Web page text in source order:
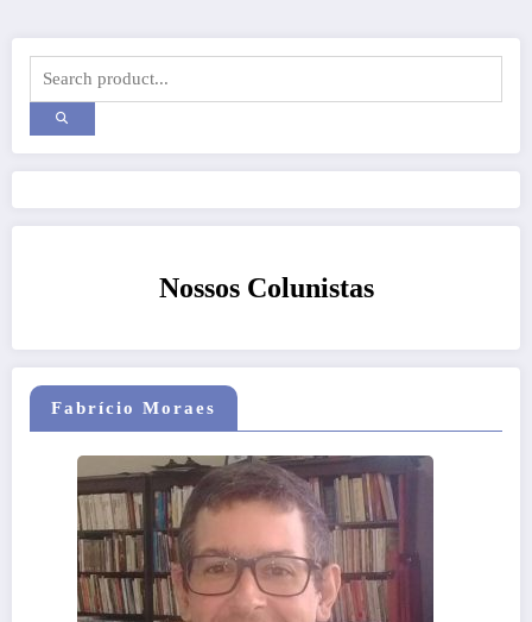
Nossos Colunistas
Fabrício Moraes